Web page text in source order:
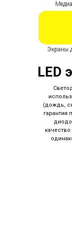
Экраны
LED
(дождь,
гарантия